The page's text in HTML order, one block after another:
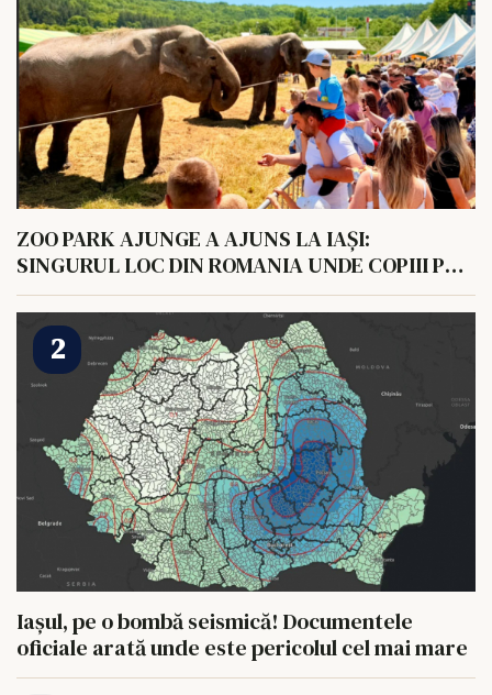
ZOO PARK AJUNGE A AJUNS LA IAȘI:
SINGURUL LOC DIN ROMANIA UNDE COPIII POT
HRANI UN ELEFANT
Iașul, pe o bombă seismică! Documentele
oficiale arată unde este pericolul cel mai mare